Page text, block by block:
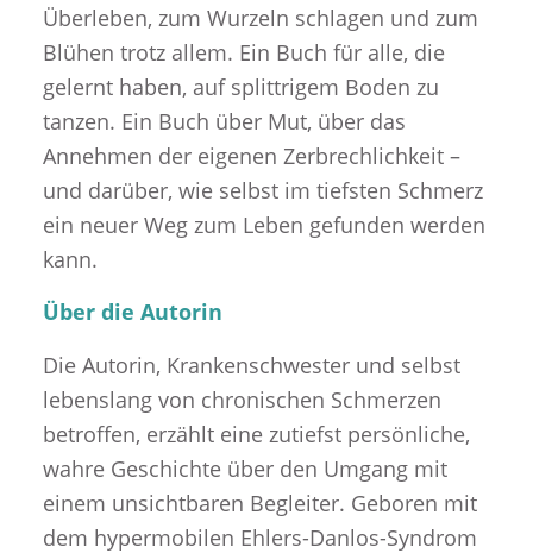
Überleben, zum Wurzeln schlagen und zum
Blühen trotz allem. Ein Buch für alle, die
gelernt haben, auf splittrigem Boden zu
tanzen. Ein Buch über Mut, über das
Annehmen der eigenen Zerbrechlichkeit –
und darüber, wie selbst im tiefsten Schmerz
ein neuer Weg zum Leben gefunden werden
kann.
Über die Autorin
Die Autorin, Krankenschwester und selbst
lebenslang von chronischen Schmerzen
betroffen, erzählt eine zutiefst persönliche,
wahre Geschichte über den Umgang mit
einem unsichtbaren Begleiter. Geboren mit
dem hypermobilen Ehlers-Danlos-Syndrom